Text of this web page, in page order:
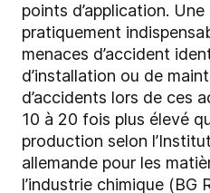
points d’application.
pratiquement
menaces d’accident
d’installation ou de
d’accidents lors de ces
10 à 20 fois plus élevé
production selon
allemande pour les
l’industrie chimique (BG